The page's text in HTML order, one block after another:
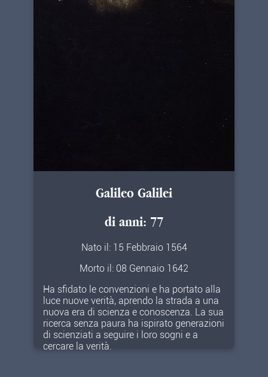
Galileo Galilei
di anni: 77
Nato il: 15 Febbraio 1564
Morto il: 08 Gennaio 1642
Ha sfidato le convenzioni e ha portato alla
luce nuove verità, aprendo la strada a una
nuova era di scienza e conoscenza. La sua
ricerca senza paura ha ispirato generazioni
di scienziati a seguire i loro sogni e a
cercare la verità.